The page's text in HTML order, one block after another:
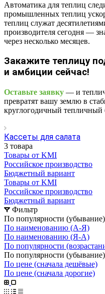
Автоматика для теплиц
промышленных теплиц
теплиц служат
производителя сегодня —
через несколько месяцев.
Закажите теплицу
и амбиции сейчас!
Оставьте заявку — и
превратят вашу землю в
круглогодичный тепличный
Кассеты для салата
3 товара
Товары от KMI
Российское производство
Бюджетный вариант
Товары от KMI
Российское производство
Бюджетный вариант
Фильтр
По популярности (убывание)
По наименованию (А-Я)
По наименованию (Я-А)
По популярности
По популярности (убывание)
По цене (сначала дешёвые)
По цене (сначала дорогие)